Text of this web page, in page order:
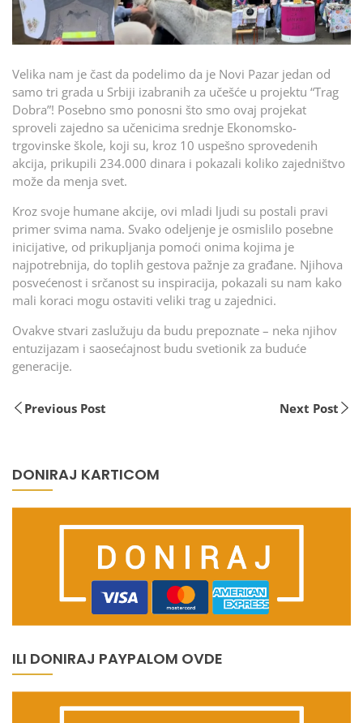
Velika nam je čast da podelimo da je Novi Pazar jedan od
samo tri grada u Srbiji izabranih za učešće u projektu “Trag
Dobra”! Posebno smo ponosni što smo ovaj projekat
sproveli zajedno sa učenicima srednje Ekonomsko-
trgovinske škole, koji su, kroz 10 uspešno sprovedenih
akcija, prikupili 234.000 dinara i pokazali koliko zajedništvo
može da menja svet.
Kroz svoje humane akcije, ovi mladi ljudi su postali pravi
primer svima nama. Svako odeljenje je osmislilo posebne
inicijative, od prikupljanja pomoći onima kojima je
najpotrebnija, do toplih gestova pažnje za građane. Njihova
posvećenost i srčanost su inspiracija, pokazali su nam kako
mali koraci mogu ostaviti veliki trag u zajednici.
Ovakve stvari zaslužuju da budu prepoznate – neka njihov
entuzijazam i saosećajnost budu svetionik za buduće
generacije.
Previous Post Next Post
DONIRAJ KARTICOM
ILI DONIRAJ PAYPALOM OVDE